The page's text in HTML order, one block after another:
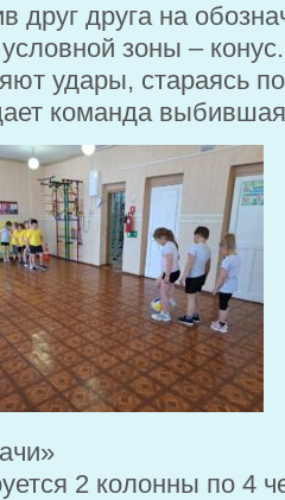
друг друга на
зоны – конус
удары, стараясь
команда
2 колонны по 4